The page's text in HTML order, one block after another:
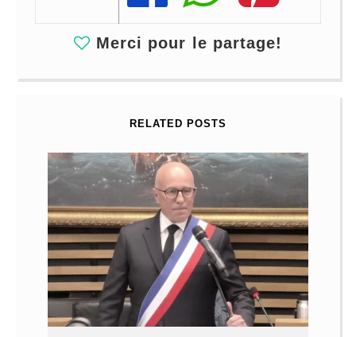
Merci pour le partage!
RELATED POSTS